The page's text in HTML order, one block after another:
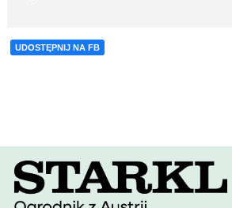
UDOSTĘPNIJ NA FB